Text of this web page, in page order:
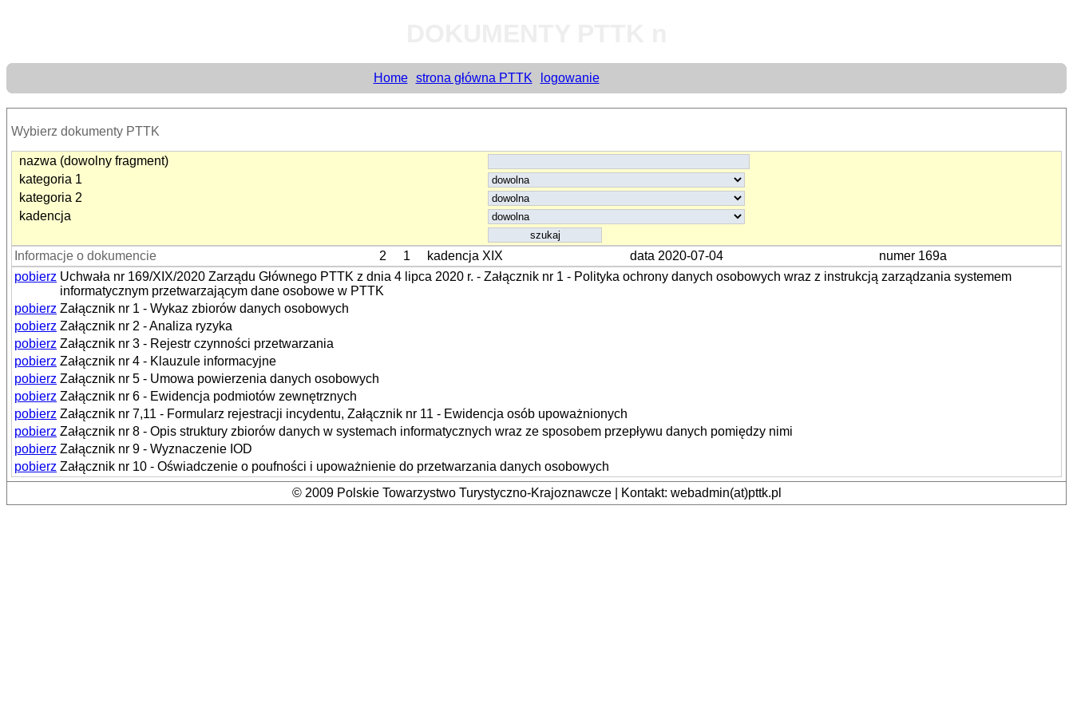
Home strona główna PTTK logowanie
Wybierz dokumenty PTTK
nazwa (dowolny fragment)
kategoria 1
kategoria 2
kadencja
Informacje o dokumencie 2 1 kadencja XIX data 2020-07-04
numer 169a
pobierz Uchwała nr 169/XIX/2020 Zarządu Głównego PTTK z dnia 4 lipca 2020 r. - Załącznik nr 1 - Polityka ochrony danych osobowych wraz z instrukcją zarządzania systemem
informatycznym przetwarzającym dane osobowe w PTTK
pobierz Załącznik nr 1 - Wykaz zbiorów danych osobowych
pobierz Załącznik nr 2 - Analiza ryzyka
pobierz Załącznik nr 3 - Rejestr czynności przetwarzania
pobierz Załącznik nr 4 - Klauzule informacyjne
pobierz Załącznik nr 5 - Umowa powierzenia danych osobowych
pobierz Załącznik nr 6 - Ewidencja podmiotów zewnętrznych
pobierz Załącznik nr 7,11 - Formularz rejestracji incydentu, Załącznik nr 11 - Ewidencja osób upoważnionych
pobierz Załącznik nr 8 - Opis struktury zbiorów danych w systemach informatycznych wraz ze sposobem przepływu danych pomiędzy nimi
pobierz Załącznik nr 9 - Wyznaczenie IOD
pobierz Załącznik nr 10 - Oświadczenie o poufności i upoważnienie do przetwarzania danych osobowych
© 2009 Polskie Towarzystwo Turystyczno-Krajoznawcze | Kontakt: webadmin(at)pttk.pl